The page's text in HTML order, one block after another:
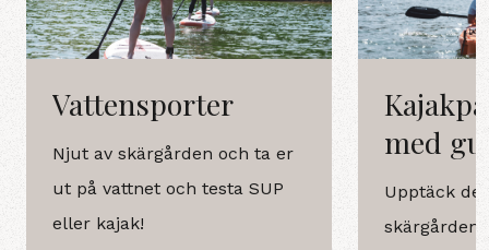
Vattensporter
Njut av skärgården och ta er
ut på vattnet och testa SUP
eller kajak!
med
Upptäck